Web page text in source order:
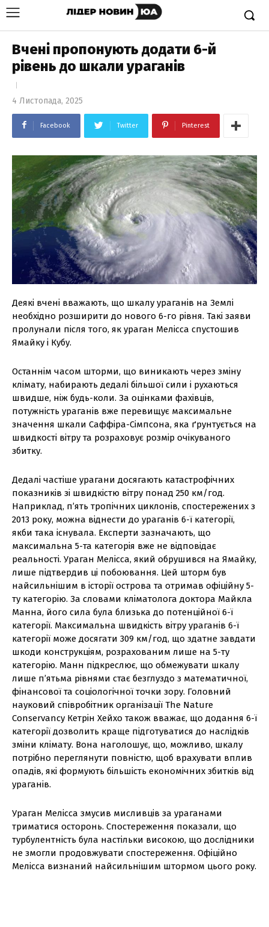
Вчені пропонують додати 6-й
рівень до шкали ураганів
4 Листопада, 2025
Facebook Twitter Pinterest
Деякі вчені вважають, що шкалу ураганів на Землі
необхідно розширити до нового 6-го рівня. Такі заяви
пролунали після того, як ураган Мелісса спустошив
Ямайку і Кубу.
Останнім часом шторми, що виникають через зміну
клімату, набирають дедалі більшої сили і рухаються
швидше, ніж будь-коли. За оцінками фахівців,
потужність ураганів вже перевищує максимальне
значення шкали Саффіра-Сімпсона, яка ґрунтується на
швидкості вітру та розраховує розмір очікуваного
збитку.
Дедалі частіше урагани досягають катастрофічних
показників зі швидкістю вітру понад 250 км/год.
Наприклад, п’ять тропічних циклонів, спостережених з
2013 року, можна віднести до ураганів 6-ї категорії,
якби така існувала. Експерти зазначають, що
максимальна 5-та категорія вже не відповідає
реальності. Ураган Мелісса, який обрушився на Ямайку,
лише підтвердив ці побоювання. Цей шторм був
найсильнішим в історії острова та отримав офіційну 5-
ту категорію. За словами кліматолога доктора Майкла
Манна, його сила була близька до потенційної 6-ї
категорії. Максимальна швидкість вітру ураганів 6-ї
категорії може досягати 309 км/год, що здатне завдати
шкоди конструкціям, розрахованим лише на 5-ту
категорію. Манн підкреслює, що обмежувати шкалу
лише п’ятьма рівнями стає безглуздо з математичної,
фінансової та соціологічної точки зору. Головний
науковий співробітник організації The Nature
Conservancy Кетрін Хейхо також вважає, що додання 6-ї
категорії дозволить краще підготуватися до наслідків
зміни клімату. Вона наголошує, що, можливо, шкалу
потрібно переглянути повністю, щоб врахувати вплив
опадів, які формують більшість економічних збитків від
ураганів.
Ураган Мелісса змусив мисливців за ураганами
триматися осторонь. Спостереження показали, що
турбулентність була настільки високою, що дослідники
не змогли продовжувати спостереження. Офіційно
Мелісса визнаний найсильнішим штормом цього року.